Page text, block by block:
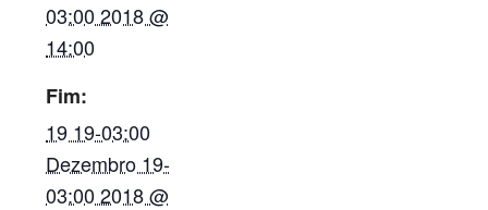
03:00 2018 @
14:00
Fim:
19 19-03:00
Dezembro 19-
03:00 2018 @